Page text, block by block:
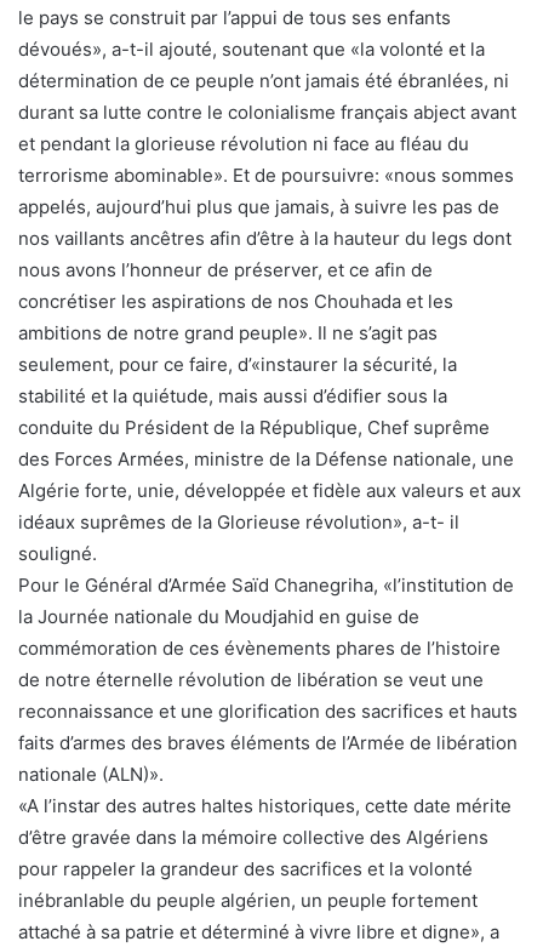
le pays se construit par l’appui de tous ses enfants
dévoués», a-t-il ajouté, soutenant que «la volonté et la
détermination de ce peuple n’ont jamais été ébranlées, ni
durant sa lutte contre le colonialisme français abject avant
et pendant la glorieuse révolution ni face au fléau du
terrorisme abominable». Et de poursuivre: «nous sommes
appelés, aujourd’hui plus que jamais, à suivre les pas de
nos vaillants ancêtres afin d’être à la hauteur du legs dont
nous avons l’honneur de préserver, et ce afin de
concrétiser les aspirations de nos Chouhada et les
ambitions de notre grand peuple». Il ne s’agit pas
seulement, pour ce faire, d’«instaurer la sécurité, la
stabilité et la quiétude, mais aussi d’édifier sous la
conduite du Président de la République, Chef suprême
des Forces Armées, ministre de la Défense nationale, une
Algérie forte, unie, développée et fidèle aux valeurs et aux
idéaux suprêmes de la Glorieuse révolution», a-t- il
souligné.
Pour le Général d’Armée Saïd Chanegriha, «l’institution de
la Journée nationale du Moudjahid en guise de
commémoration de ces évènements phares de l’histoire
de notre éternelle révolution de libération se veut une
reconnaissance et une glorification des sacrifices et hauts
faits d’armes des braves éléments de l’Armée de libération
nationale (ALN)».
«A l’instar des autres haltes historiques, cette date mérite
d’être gravée dans la mémoire collective des Algériens
pour rappeler la grandeur des sacrifices et la volonté
inébranlable du peuple algérien, un peuple fortement
attaché à sa patrie et déterminé à vivre libre et digne», a